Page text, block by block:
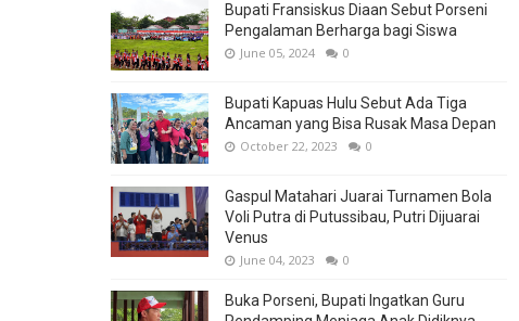
Bupati Fransiskus Diaan Sebut Porseni
Pengalaman Berharga bagi Siswa
June 05, 2024 0
Bupati Kapuas Hulu Sebut Ada Tiga
Ancaman yang Bisa Rusak Masa Depan
October 22, 2023 0
Gaspul Matahari Juarai Turnamen Bola
Voli Putra di Putussibau, Putri Dijuarai
Venus
June 04, 2023 0
Buka Porseni, Bupati Ingatkan Guru